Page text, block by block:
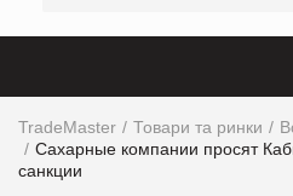
TradeMaster Товари та ринки
Сахарные компании просят
санкции